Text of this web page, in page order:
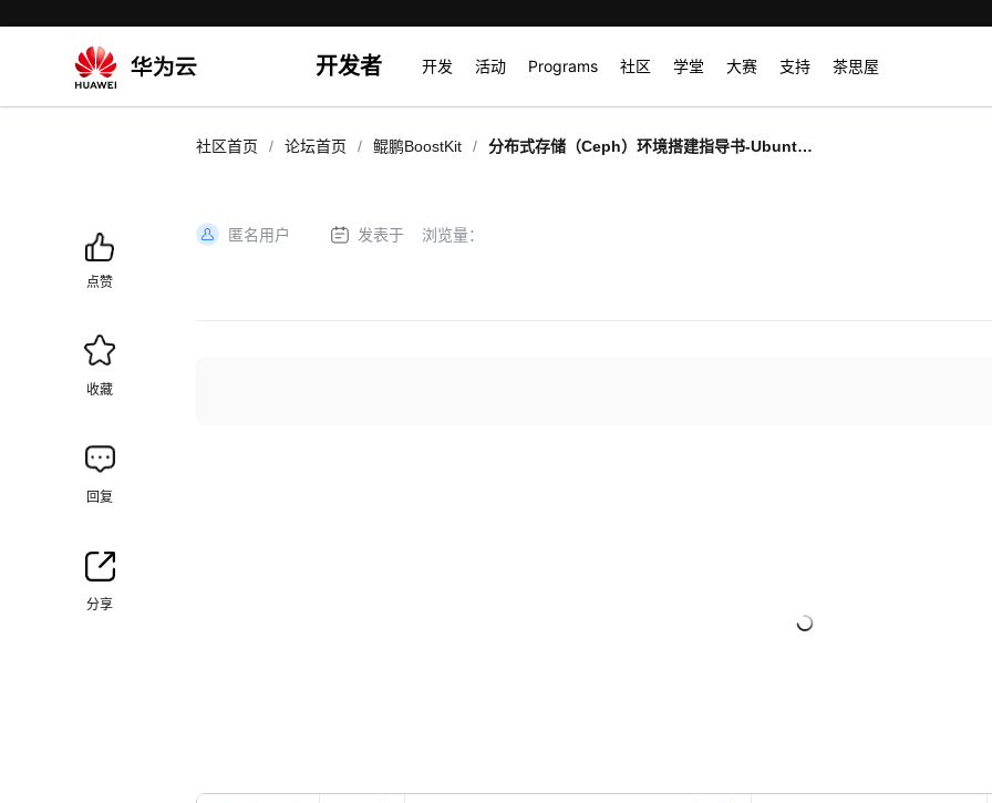
开发者 开发 活动 Programs 社区 学堂 大赛 支持 茶思屋
社区首页 / 论坛首页 / 鲲鹏BoostKit /
分布式存储（Ceph）环境搭建指导书-Ubuntu
点赞
收藏
回复
分享
匿名用户 发表于 浏览量：